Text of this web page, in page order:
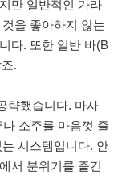
만 일반적인 가라
을 좋아하지 않는
다. 또한 일반 바(B
.
략했습니다. 마사
소주를 마음껏 즐
시스템입니다. 안
서 분위기를 즐긴